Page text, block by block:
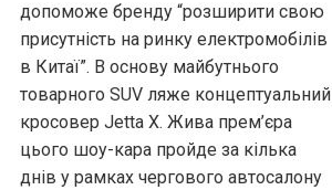
допоможе бренду “розширити свою
присутність на ринку електромобілів
в Китаї”. В основу майбутнього
товарного SUV ляже концептуальний
кросовер Jetta X. Жива прем’єра
цього шоу-кара пройде за кілька
днів у рамках чергового автосалону